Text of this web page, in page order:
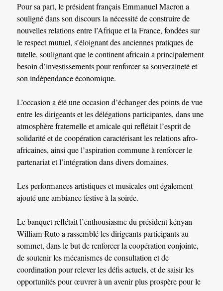
Pour sa part, le président français Emmanuel Macron a
souligné dans son discours la nécessité de construire de
nouvelles relations entre l’Afrique et la France, fondées sur
le respect mutuel, s’éloignant des anciennes pratiques de
tutelle, soulignant que le continent africain a principalement
besoin d’investissements pour renforcer sa souveraineté et
son indépendance économique.
L’occasion a été une occasion d’échanger des points de vue
entre les dirigeants et les délégations participantes, dans une
atmosphère fraternelle et amicale qui reflétait l’esprit de
solidarité et de coopération caractérisant les relations afro-
africaines, ainsi que l’aspiration commune à renforcer le
partenariat et l’intégration dans divers domaines.
Les performances artistiques et musicales ont également
ajouté une ambiance festive à la soirée.
Le banquet reflétait l’enthousiasme du président kényan
William Ruto a rassemblé les dirigeants participants au
sommet, dans le but de renforcer la coopération conjointe,
de soutenir les mécanismes de consultation et de
coordination pour relever les défis actuels, et de saisir les
opportunités pour œuvrer à un avenir plus prospère pour le